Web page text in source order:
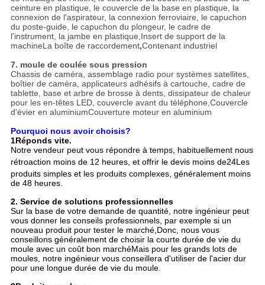
ceinture en plastique, le couvercle de la base en plastique, la
connexion de l'aspirateur, la connexion ferroviaire, le capuchon
du poste-guide, le capuchon du plongeur, le cadre de
l'instrument, la jambe en plastique,Insert de support de la
machineLa boîte de raccordement,Contenant industriel
7. moule de coulée sous pression
Chassis de caméra, assemblage radio pour systèmes satellites,
boîtier de caméra, applicateurs adhésifs à cartouche, cadre de
tablette, base et arbre de brosse à dents, dissipateur de chaleur
pour les en-têtes LED, couvercle avant du téléphone,Couvercle
d'évier en aluminiumCouverture moteur en aluminium
Pourquoi nous avoir choisis?
1Réponds vite.
Notre vendeur peut vous répondre à temps, habituellement nous
rétroaction moins de 12 heures, et offrir le devis moins de24Les
produits simples et les produits complexes, généralement moins
de 48 heures.
2. Service de solutions professionnelles
Sur la base de votre demande de quantité, notre ingénieur peut
vous donner les conseils professionnels, par exemple si un
nouveau produit pour tester le marché,Donc, nous vous
conseillons généralement de choisir la courte durée de vie du
moule avec un coût bon marchéMais pour les grands lots de
moules, notre ingénieur vous conseillera d'utiliser de l'acier dur
pour une longue durée de vie du moule.